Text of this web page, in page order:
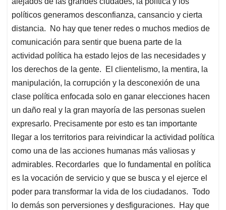
políticos generamos desconfianza, cansancio y cierta
distancia. No hay que tener redes o muchos medios de
comunicación para sentir que buena parte de la
actividad política ha estado lejos de las necesidades y
los derechos de la gente. El clientelismo, la mentira, la
manipulación, la corrupción y la desconexión de una
clase política enfocada solo en ganar elecciones hacen
un daño real y la gran mayoría de las personas suelen
expresarlo. Precisamente por esto es tan importante
llegar a los territorios para reivindicar la actividad política
como una de las acciones humanas más valiosas y
admirables. Recordarles que lo fundamental en política
es la vocación de servicio y que se busca y el ejerce el
poder para transformar la vida de los ciudadanos. Todo
lo demás son perversiones y desfiguraciones. Hay que